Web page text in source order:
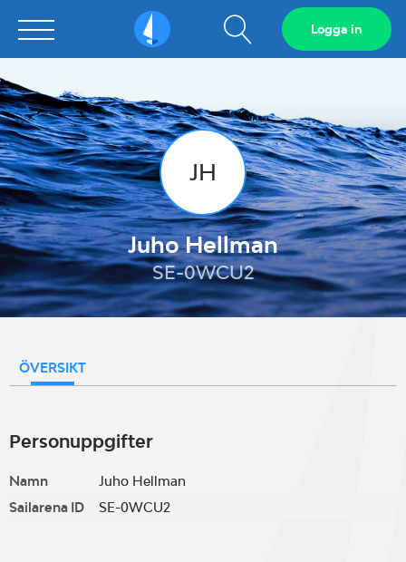
Sailarena Visa
sökfält
Logga in
JH
Juho Hellman
SE-0WCU2
ÖVERSIKT
Personuppgifter
Namn
Juho Hellman
Sailarena ID
SE-0WCU2